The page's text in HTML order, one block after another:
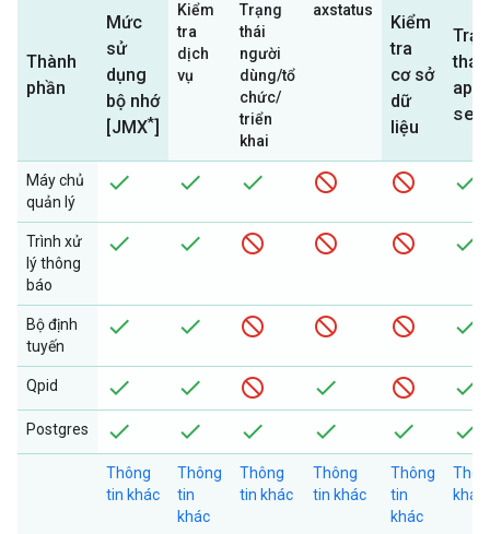
Thành
phần
Mức
sử
dụng
bộ nhớ
[JMX*
Kiểm
tra
dịch
vụ
Trạng
thái
người
dùng/tổ
chức/
triển
khai
axstatus
Kiểm
tra
cơ sở
dữ
liệu
thái
Máy chủ
quản lý
Trình xử
lý thông
báo
Bộ định
tuyến
Qpid
Postgres
Thông
tin khác
Thông
tin
khác
Thông
tin khác
Thông
tin khác
Thông
tin
khác
khác